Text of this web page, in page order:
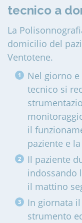
tecnico a
La
domicilio del
Ventotene.
Nel giorno
tecnico si
il
paziente e
Il paziente
indossando
il mattino
In giornata
strumento